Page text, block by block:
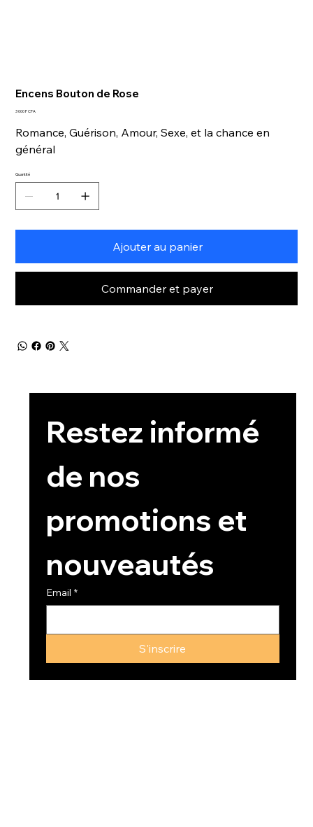
Encens Bouton de Rose
Prix
3 000 F CFA
Romance, Guérison, Amour, Sexe, et la chance en
général
Quantité
Ajouter au panier
Commander et payer
Restez informé
de nos
promotions et
nouveautés
Email *
S'inscrire